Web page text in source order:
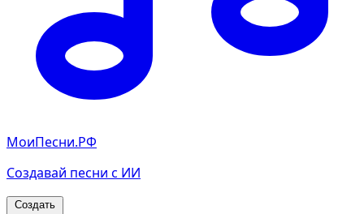
МоиПесни.РФ
Создавай песни с ИИ
Создать